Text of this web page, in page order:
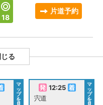
18
片道予約
る
マ
ッ
プ
を
12:25
宍道
マ
ッ
プ
を